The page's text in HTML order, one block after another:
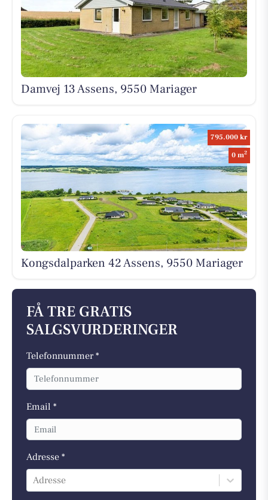
Damvej 13 Assens, 9550 Mariager
795.000 kr
0 m2
Kongsdalparken 42 Assens, 9550 Mariager
FÅ TRE GRATIS
SALGSVURDERINGER
Telefonnummer *
Email *
Adresse *
Adresse